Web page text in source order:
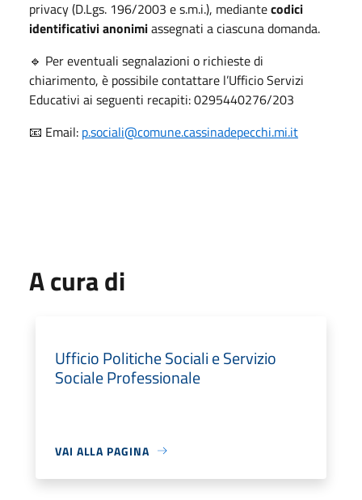
privacy (D.Lgs. 196/2003 e s.m.i.), mediantecodici
identificativi anonimiassegnati a ciascuna domanda.
🔹 Per eventuali segnalazioni o richieste di
chiarimento, è possibile contattare l’Ufficio Servizi
Educativi ai seguenti recapiti: 0295440276/203
📧 Email: p.sociali@comune.cassinadepecchi.mi.it
A cura di
Ufficio Politiche Sociali e Servizio
Sociale Professionale
VAI ALLA PAGINA